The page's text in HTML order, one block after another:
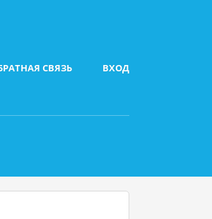
СВЯЗЬ ВХОД